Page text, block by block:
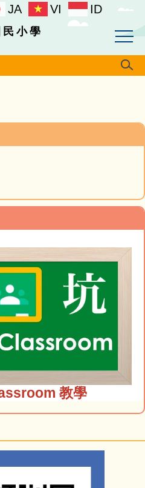
JA VI ID
小學
教學